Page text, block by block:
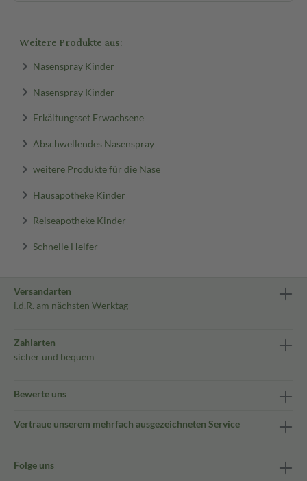
Weitere Produkte aus:
Nasenspray Kinder
Nasenspray Kinder
Erkältungsset Erwachsene
Abschwellendes Nasenspray
weitere Produkte für die Nase
Hausapotheke Kinder
Reiseapotheke Kinder
Schnelle Helfer
Versandarten
i.d.R. am nächsten Werktag
Zahlarten
sicher und bequem
Bewerte uns
Vertraue unserem mehrfach ausgezeichneten Service
Folge uns